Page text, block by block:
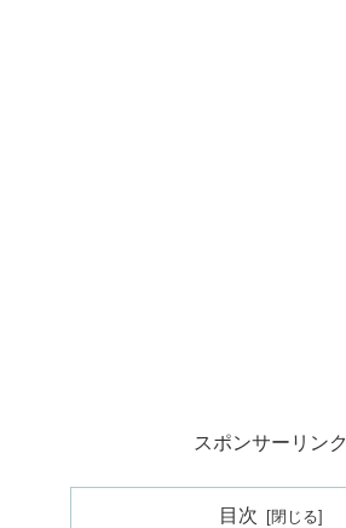
スポンサーリンク
目次